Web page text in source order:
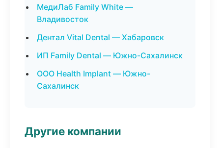
МедиЛаб Family White —
Владивосток
Дентал Vital Dental — Хабаровск
ИП Family Dental — Южно-Сахалинск
ООО Health Implant — Южно-
Сахалинск
Другие компании